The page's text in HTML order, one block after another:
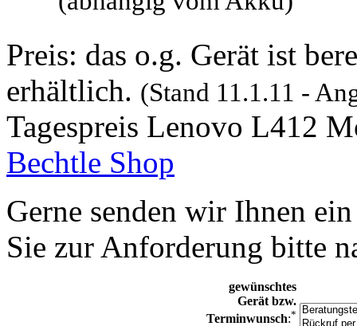
Preis: das o.g. Gerät ist
erhältlich. (Stand 11.1.11 -
Tagespreis Lenovo L412
Bechtle Shop
Gerne senden wir Ihnen
Sie zur Anforderung bitte
gewünschtes
Gerät bzw.
Terminwunsch:*